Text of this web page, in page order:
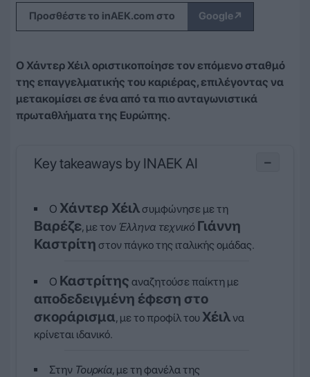
Προσθέστε το inAEK.com στο Google↗
Ο Χάντερ Χέιλ οριστικοποίησε τον επόμενο σταθμό
της επαγγελματικής του καριέρας, επιλέγοντας να
μετακομίσει σε ένα από τα πιο ανταγωνιστικά
πρωταθλήματα της Ευρώπης.
Key takeaways by INAEK AI −
Ο Χάντερ Χέιλσυμφώνησε με τη
Βαρέζε, με τον Έλληνα τεχνικό Γιάννη
Καστρίτη στον πάγκο της ιταλικής ομάδας.
Ο Καστρίτης αναζητούσε παίκτη με
αποδεδειγμένη έφεση στο
σκοράρισμα, με το προφίλ του Χέιλνα
κρίνεται ιδανικό.
Στην Τουρκία, με τη φανέλα της